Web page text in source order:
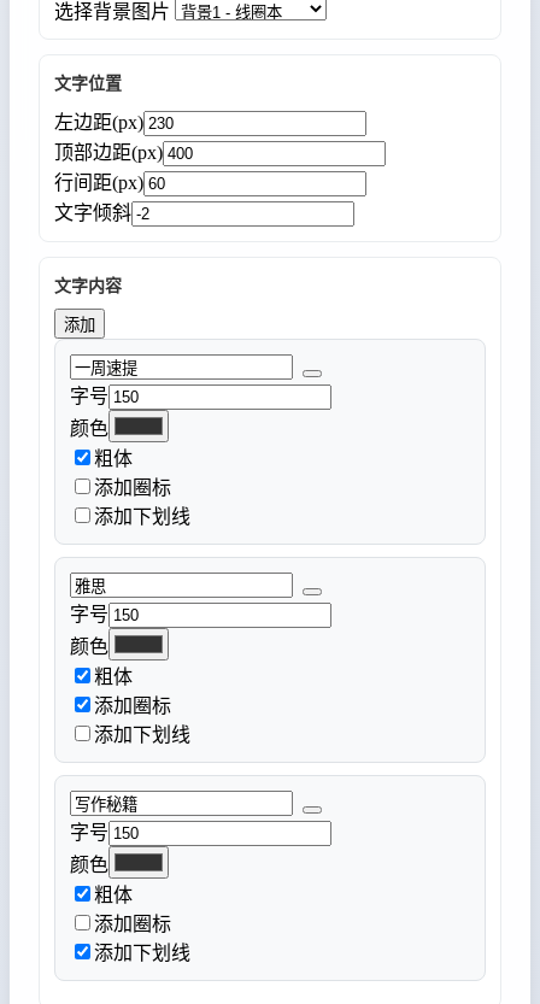
选择背景图片
文字位置
左边距(px)
顶部边距(px)
行间距(px)
文字倾斜
文字内容
添加
字号
颜色
粗体
添加圈标
添加下划线
字号
颜色
粗体
添加圈标
添加下划线
字号
颜色
粗体
添加圈标
添加下划线